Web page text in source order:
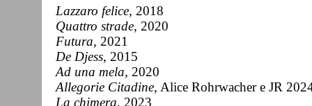
Lazzaro felice, 2018
Quattro strade, 2020
Futura, 2021
De Djess, 2015
Ad una mela, 2020
Allegorie Citadine, Alice Rohrwacher e JR
La chimera, 2023